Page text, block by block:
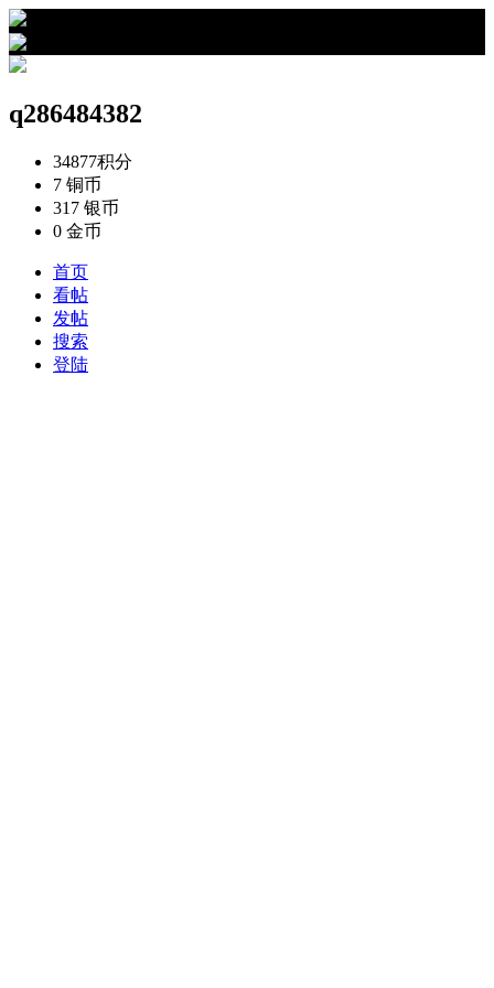
q286484382
34877积分
7 铜币
317 银币
0 金币
首页
看帖
发帖
搜索
登陆